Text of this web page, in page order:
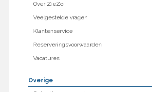
Over ZieZo
Veelgestelde vragen
Klantenservice
Reserveringsvoorwaarden
Vacatures
Overige